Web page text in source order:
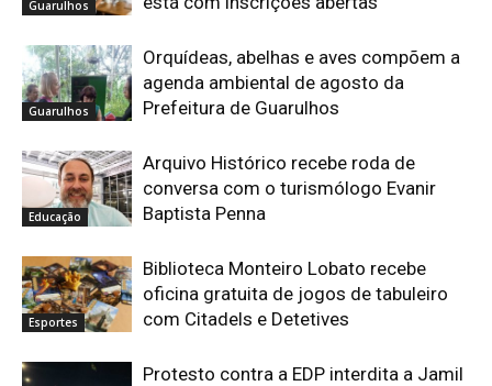
Guarulhos
Guarulhos
Orquídeas, abelhas e aves compõem a
agenda ambiental de agosto da
Prefeitura de Guarulhos
Educação
Arquivo Histórico recebe roda de
conversa com o turismólogo Evanir
Baptista Penna
Esportes
Biblioteca Monteiro Lobato recebe
oficina gratuita de jogos de tabuleiro
com Citadels e Detetives
Protesto contra a EDP interdita a Jamil